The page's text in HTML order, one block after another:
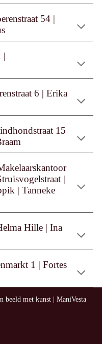
54 |
|
6 | Erika
1 5
|
| Tanneke
Hille | Ina
1 | Fortes
met kunst | ManiVesta